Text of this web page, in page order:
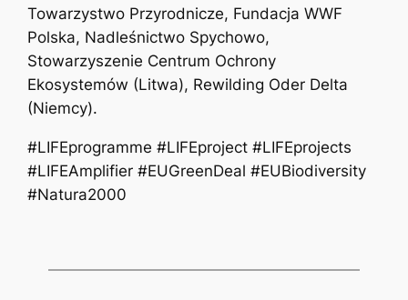
Towarzystwo Przyrodnicze, Fundacja WWF
Polska, Nadleśnictwo Spychowo,
Stowarzyszenie Centrum Ochrony
Ekosystemów (Litwa), Rewilding Oder Delta
(Niemcy).
#LIFEprogramme #LIFEproject #LIFEprojects
#LIFEAmplifier #EUGreenDeal #EUBiodiversity
#Natura2000